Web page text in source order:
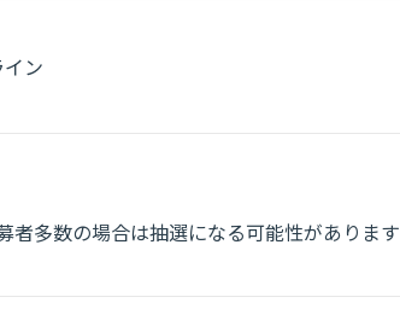
ン
者多数の場合は抽選になる可能性があります